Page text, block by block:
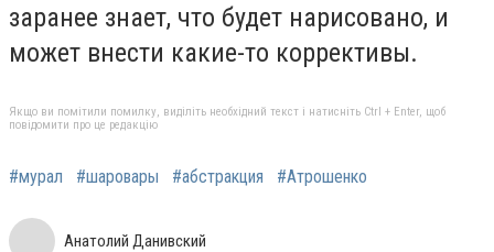
заранее знает, что будет нарисовано, и
может внести какие-то коррективы.
Якщо ви помітили помилку, виділіть необхідний текст і натисніть Ctrl + Enter, щоб
повідомити про це редакцію
#мурал #шаровары #абстракция #Атрошенко
Анатолий Данивский